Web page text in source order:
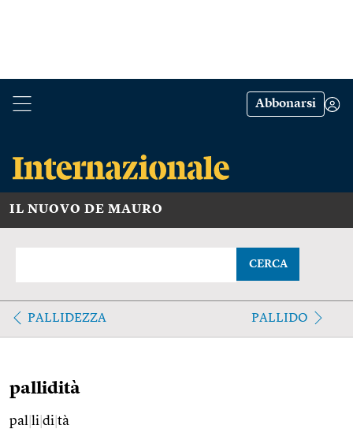
Abbonarsi
IL NUOVO DE MAURO
CERCA
PALLIDEZZA PALLIDO
pallidità
pal li di tà